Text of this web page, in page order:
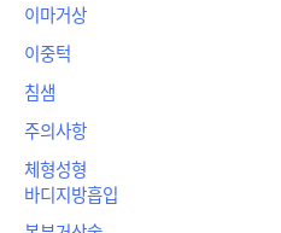
이마거상
이중턱
침샘
주의사항
체형성형
바디지방흡입